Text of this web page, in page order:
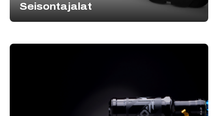
Seisontajalat